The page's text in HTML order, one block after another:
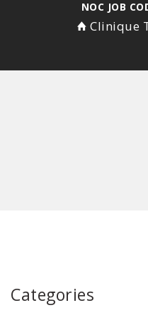
NOC JOB
Clinique
Categories